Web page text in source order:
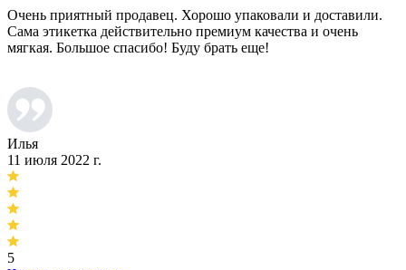
Очень приятный продавец. Хорошо упаковали и доставили.
Сама этикетка действительно премиум качества и очень
мягкая. Большое спасибо! Буду брать еще!
Илья
11 июля 2022 г.
5